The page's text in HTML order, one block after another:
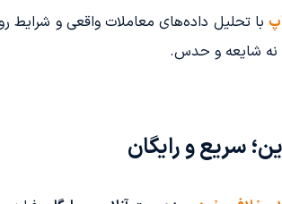
با تحلیل داده‌های معاملات واقعی و شرایط
نه شایعه و حدس.
سریع و رایگان